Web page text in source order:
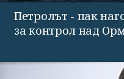
Петролът - пак
за контрол над